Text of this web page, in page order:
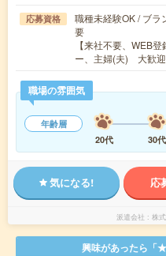
応募資格
職種未経験OK / ブラ
要
【来社不要、WEB
ー、主婦(夫) 大歓
職場の雰囲気
年齢層
20代
30代
気になる! 応
派遣会社 株
興味があったら「